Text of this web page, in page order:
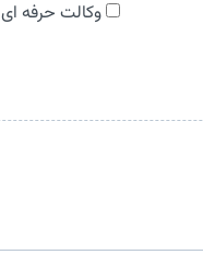
وکالت حرفه ای